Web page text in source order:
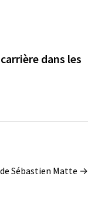
dans les
Sébastien Matte →